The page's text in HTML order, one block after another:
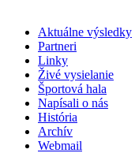
Aktuálne výsledky
Partneri
Linky
Živé vysielanie
Športová hala
Napísali o nás
História
Archív
Webmail